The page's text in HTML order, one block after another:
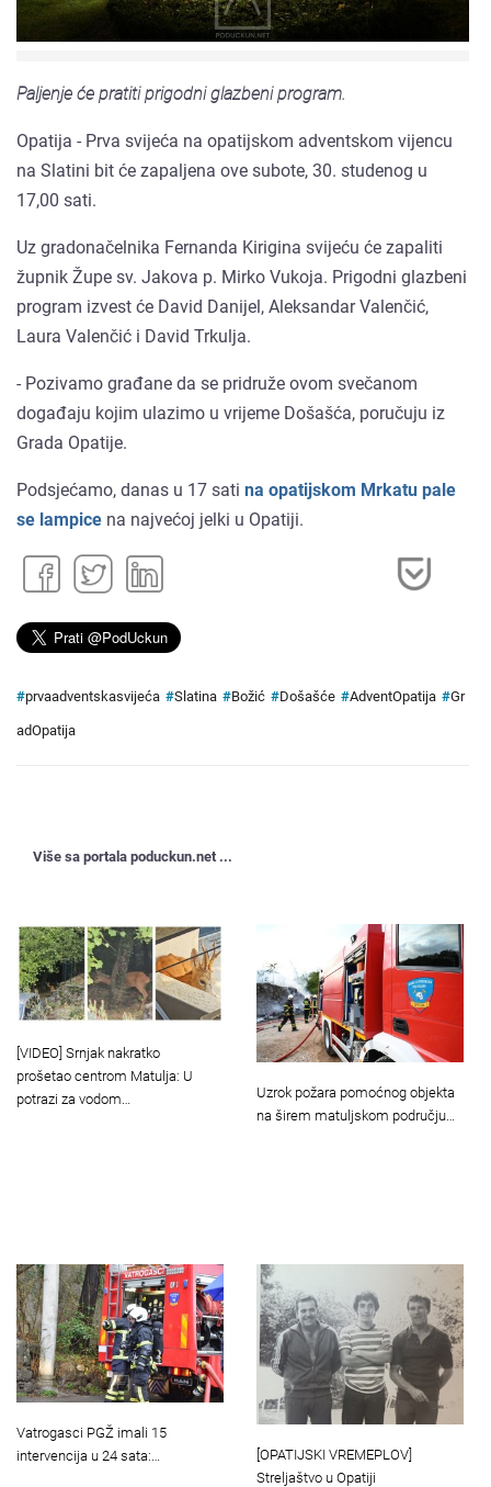
Paljenje će pratiti prigodni glazbeni program.
Opatija - Prva svijeća na opatijskom adventskom vijencu
na Slatini bit će zapaljena ove subote, 30. studenog u
17,00 sati.
Uz gradonačelnika Fernanda Kirigina svijeću će zapaliti
župnik Župe sv. Jakova p. Mirko Vukoja. Prigodni glazbeni
program izvest će David Danijel, Aleksandar Valenčić,
Laura Valenčić i David Trkulja.
- Pozivamo građane da se pridruže ovom svečanom
događaju kojim ulazimo u vrijeme Došašća, poručuju iz
Grada Opatije.
Podsjećamo, danas u 17 sati na opatijskom Mrkatu pale
se lampice na najvećoj jelki u Opatiji.
#prvaadventskasvijeća #Slatina #Božić #Došašće #AdventOpatija #Gr
adOpatija
Više sa portala poduckun.net ...
[VIDEO] Srnjak nakratko
prošetao centrom Matulja: U
potrazi za vodom…
Uzrok požara pomoćnog objekta
na širem matuljskom području…
Vatrogasci PGŽ imali 15
intervencija u 24 sata:…
[OPATIJSKI VREMEPLOV]
Streljaštvo u Opatiji